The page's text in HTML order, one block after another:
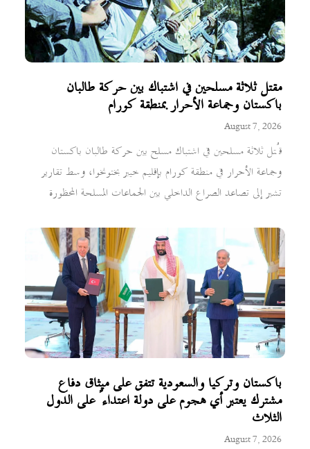
مقتل ثلاثة مسلحين في اشتباك بين حركة طالبان
باكستان وجماعة الأحرار بمنطقة كورام
August 7, 2026
قُتل ثلاثة مسلحين في اشتباك مسلح بين حركة طالبان باكستان
وجماعة الأحرار في منطقة كورام بإقليم خيبر بختونخوا، وسط تقارير
تشير إلى تصاعد الصراع الداخلي بين الجماعات المسلحة المحظورة
باكستان وتركيا والسعودية تتفق على ميثاق دفاع
مشترك يعتبر أي هجوم على دولة اعتداءً على الدول
الثلاث
August 7, 2026